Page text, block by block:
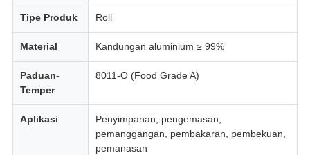
Tipe Produk Roll
Material Kandungan aluminium ≥ 99%
Paduan-
Temper
8011-O (Food Grade A)
Aplikasi
Penyimpanan, pengemasan,
pemanggangan, pembakaran, pembekuan,
pemanasan